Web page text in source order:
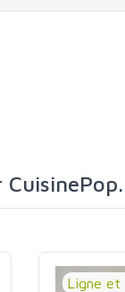
Ligne et